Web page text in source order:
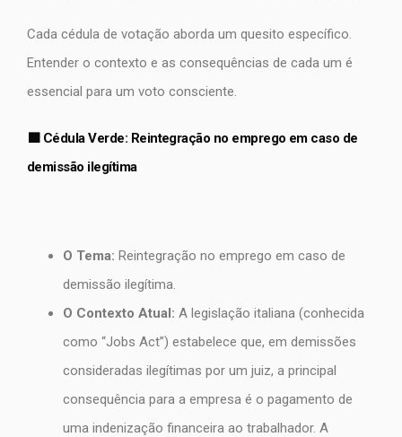
Cada cédula de votação aborda um quesito específico.
Entender o contexto e as consequências de cada um é
essencial para um voto consciente.
🟩 Cédula Verde: Reintegração no emprego em caso de
demissão ilegítima
O Tema: Reintegração no emprego em caso de
demissão ilegítima.
O Contexto Atual: A legislação italiana (conhecida
como “Jobs Act”) estabelece que, em demissões
consideradas ilegítimas por um juiz, a principal
consequência para a empresa é o pagamento de
uma indenização financeira ao trabalhador. A